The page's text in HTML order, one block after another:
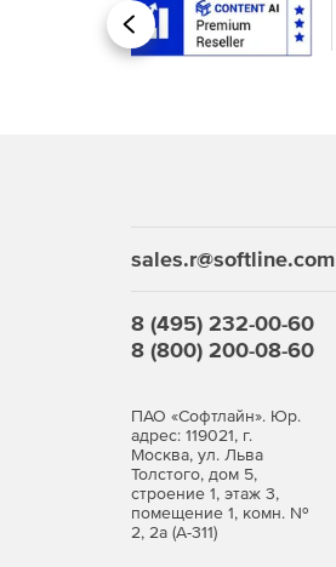
Назад
sales.r@softline.com
8 (495) 232-00-60
8 (800) 200-08-60
ПАО «Софтлайн». Юр.
адрес: 119021, г.
Москва, ул. Льва
Толстого, дом 5,
строение 1, этаж 3,
помещение 1, комн. №
2, 2а (А-311)